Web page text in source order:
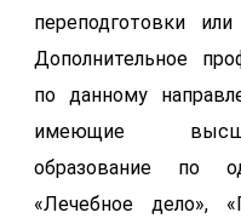
переподготовки
Дополнительное
по данному
имеющие
образование по
«Лечебное дело»,